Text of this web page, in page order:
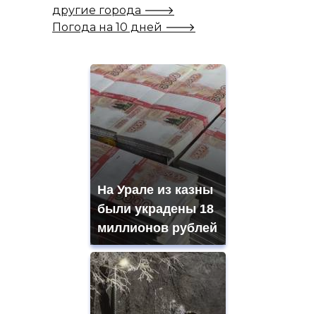
другие города 🡒
Погода на 10 дней 🡒
На Урале из казны
были украдены 18
миллионов рублей